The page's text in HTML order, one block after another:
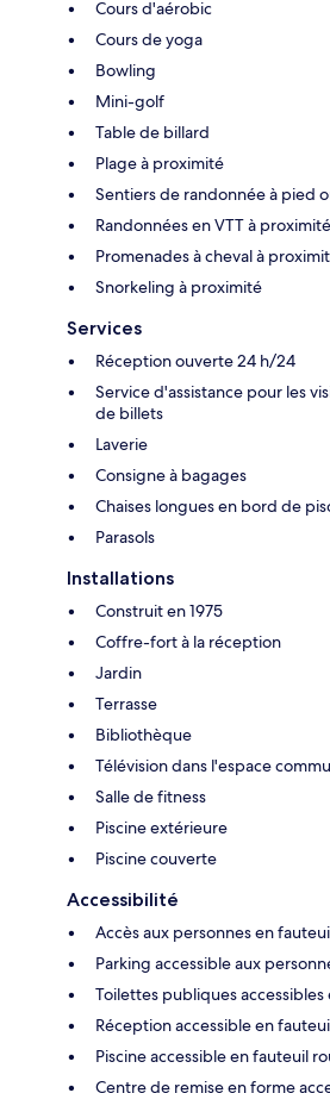
Cours d'aérobic
Cours de yoga
Bowling
Mini-golf
Table de billard
Plage à proximité
Sentiers de randonnée à pied
Randonnées en VTT à proximité
Promenades à cheval à
Snorkeling à proximité
Services
Réception ouverte 24 h/24
Service d'assistance pour les
de billets
Laverie
Consigne à bagages
Chaises longues en bord de
Parasols
Installations
Construit en 1975
Coffre-fort à la réception
Jardin
Terrasse
Bibliothèque
Télévision dans l'espace
Salle de fitness
Piscine extérieure
Piscine couverte
Accessibilité
Accès aux personnes en
Parking accessible aux
Toilettes publiques
Réception accessible en
Piscine accessible en fauteuil
Centre de remise en forme